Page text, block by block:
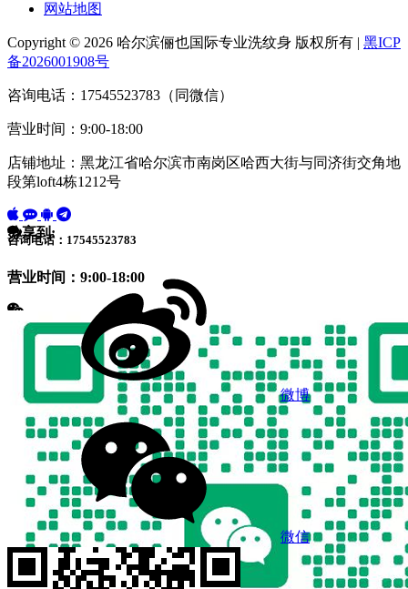
网站地图
Copyright © 2026 哈尔滨俪也国际专业洗纹身 版权所有 | 黑ICP
备2026001908号
咨询电话：17545523783（同微信）
营业时间：9:00-18:00
店铺地址：黑龙江省哈尔滨市南岗区哈西大街与同济街交角地
段第loft4栋1212号
咨询电话：17545523783
营业时间：9:00-18:00
分享到:
微博
微信